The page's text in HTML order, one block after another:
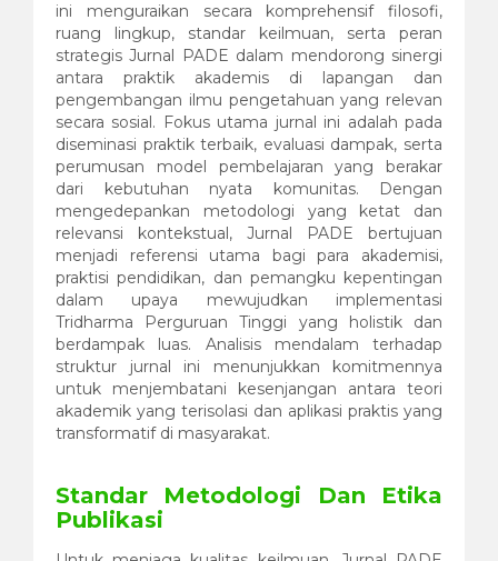
ini menguraikan secara komprehensif filosofi,
ruang lingkup, standar keilmuan, serta peran
strategis Jurnal PADE dalam mendorong sinergi
antara praktik akademis di lapangan dan
pengembangan ilmu pengetahuan yang relevan
secara sosial. Fokus utama jurnal ini adalah pada
diseminasi praktik terbaik, evaluasi dampak, serta
perumusan model pembelajaran yang berakar
dari kebutuhan nyata komunitas. Dengan
mengedepankan metodologi yang ketat dan
relevansi kontekstual, Jurnal PADE bertujuan
menjadi referensi utama bagi para akademisi,
praktisi pendidikan, dan pemangku kepentingan
dalam upaya mewujudkan implementasi
Tridharma Perguruan Tinggi yang holistik dan
berdampak luas. Analisis mendalam terhadap
struktur jurnal ini menunjukkan komitmennya
untuk menjembatani kesenjangan antara teori
akademik yang terisolasi dan aplikasi praktis yang
transformatif di masyarakat.
Standar Metodologi Dan Etika
Publikasi